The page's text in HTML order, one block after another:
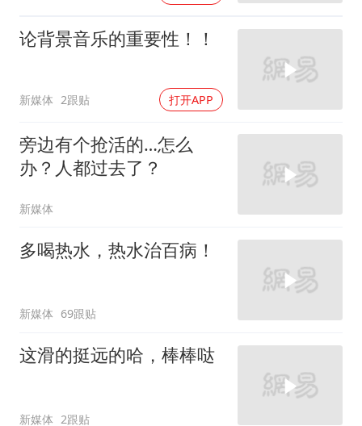
论背景音乐的重要性！！
新媒体 2跟贴 打开APP
旁边有个抢活的…怎么
办？人都过去了？
新媒体
多喝热水，热水治百病！
新媒体 69跟贴
这滑的挺远的哈，棒棒哒
新媒体 2跟贴